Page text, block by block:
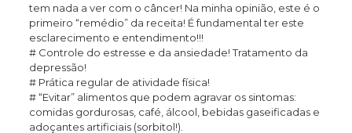
tem nada a ver com o câncer! Na minha opinião, este é o
primeiro “remédio” da receita! É fundamental ter este
esclarecimento e entendimento!!!
# Controle do estresse e da ansiedade! Tratamento da
depressão!
# Prática regular de atividade física!
# “Evitar” alimentos que podem agravar os sintomas:
comidas gordurosas, café, álcool, bebidas gaseificadas e
adoçantes artificiais (sorbitol!).